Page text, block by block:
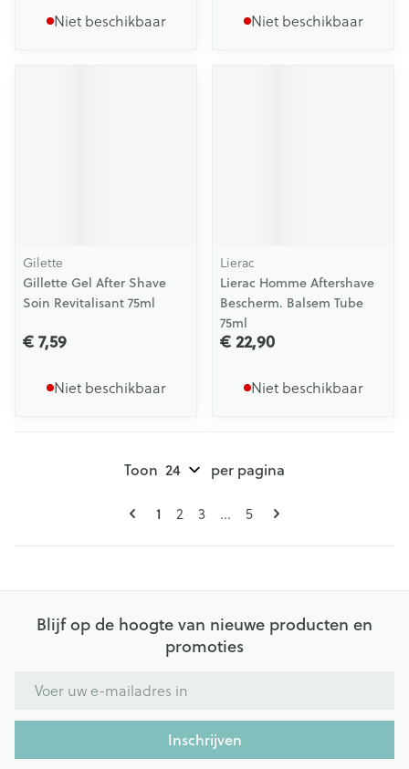
Niet beschikbaar Niet beschikbaar
Gilette
Gillette Gel After Shave
Soin Revitalisant 75ml
€ 7,59
Niet beschikbaar
Lierac
Lierac Homme Aftershave
Bescherm. Balsem Tube
75ml
€ 22,90
Niet beschikbaar
Pagina's
U lees momenteel pagina
1 Pagina
2 Pagina
3 ... Pagina
5
Toon per pagina
Blijf op de hoogte van nieuwe producten en
promoties
Inschrijven